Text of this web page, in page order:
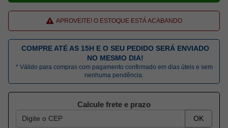
APROVEITE! O ESTOQUE ESTÁ ACABANDO
COMPRE ATÉ AS 15H E O SEU PEDIDO SERÁ ENVIADO
NO MESMO DIA!
* Válido para compras com pagamento confirmado em dias úteis e sem
nenhuma pendência.
Calcule frete e prazo
OK